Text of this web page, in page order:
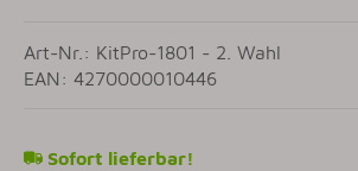
Art-Nr.: KitPro-1801 - 2. Wahl
EAN: 4270000010446
Sofort lieferbar!